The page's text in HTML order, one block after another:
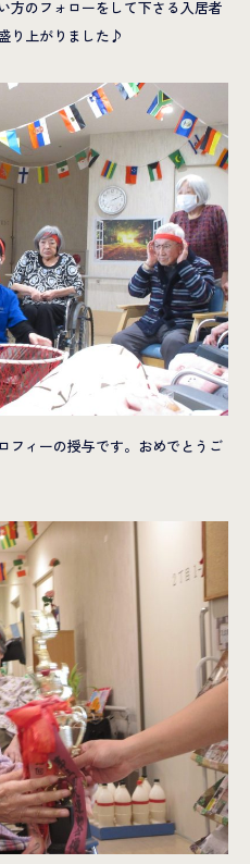
方のフォローをして下さる入居者
り上がりました♪
フィーの授与です。おめでとうご